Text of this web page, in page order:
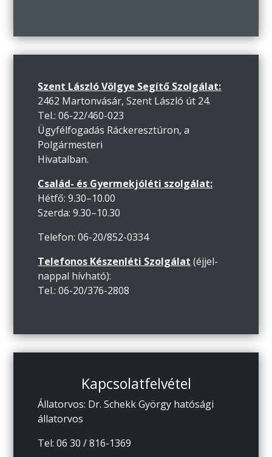
Szent László Völgye Segítő Szolgálat:
2462 Martonvásár, Szent László út 24.
Tel.: 06-22/460-023
Ügyfélfogadás Ráckeresztúron, a
Polgármesteri
Hivatalban.
Család- és Gyermekjóléti szolgálat:
Hétfő: 9.30–10.00
Szerda: 9.30–10.30
Telefon: 06-20/852-0334
Telefonos Készenléti Szolgálat (éjjel-
nappal hívható):
Tel.: 06-20/376-2808
Kapcsolatfelvétel
Állatorvos: Dr. Schekk György hatósági
állatorvos
Tel: 06 30 / 816-1369